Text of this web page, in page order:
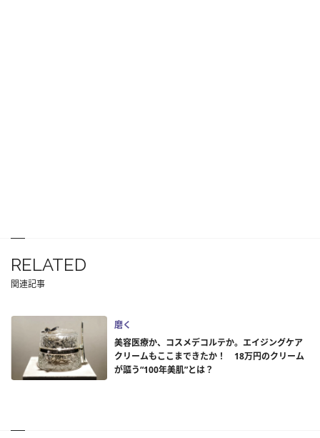
RELATED
関連記事
磨く
美容医療か、コスメデコルテか。エイジングケア
クリームもここまできたか！ 18万円のクリーム
が謳う“100年美肌”とは？